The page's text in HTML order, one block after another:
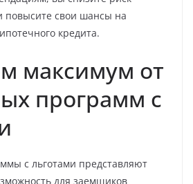
повысите свои шансы на
кредита.
максимум от
программ с
с льготами представляют
для заемщиков